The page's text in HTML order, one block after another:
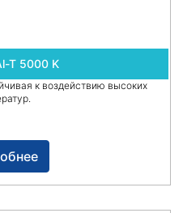
T 5000 K
к воздействию высоких